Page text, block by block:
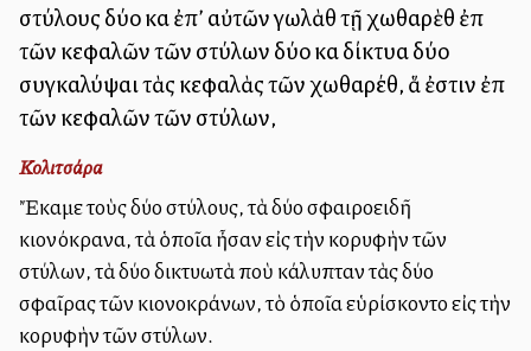
στύλους δύο καὶ ἐπ’ αὐτῶν γωλὰθ τῇ χωθαρὲθ ἐπὶ
τῶν κεφαλῶν τῶν στύλων δύο καὶ δίκτυα δύο
συγκαλύψαι τὰς κεφαλὰς τῶν χωθαρέθ, ἅ ἐστιν ἐπὶ
τῶν κεφαλῶν τῶν στύλων,
Κολιτσάρα
Ἔκαμε τοὺς δύο στύλους, τὰ δύο σφαιροειδῆ
κιονόκρανα, τὰ ὁποῖα ἦσαν εἰς τὴν κορυφὴν τῶν
στύλων, τὰ δύο δικτυωτὰ ποὺ ἐκάλυπταν τὰς δύο
σφαῖρας τῶν κιονοκράνων, τὸ ὁποῖα εὑρίσκοντο εἰς τὴν
κορυφὴν τῶν στύλων.